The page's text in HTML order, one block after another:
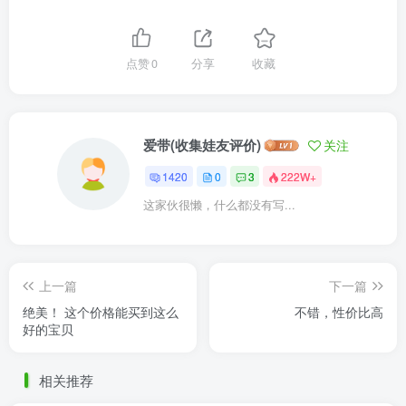
点赞0 分享 收藏
爱带(收集娃友评价) 关注
1420 0 3 222W+
这家伙很懒，什么都没有写...
上一篇
绝美！ 这个价格能买到这么
好的宝贝
下一篇
不错，性价比高
相关推荐